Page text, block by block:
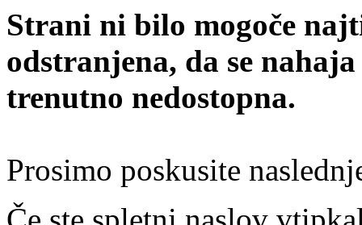
Strani ni bilo mogoče
odstranjena, da se
trenutno nedostopna.
Prosimo poskusite